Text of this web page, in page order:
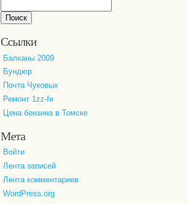
Ссылки
Балканы 2009
Бундюр
Почта Чуковых
Ремонт 1zz-fe
Цена бензина в Томске
Мета
Войти
Лента записей
Лента комментариев
WordPress.org